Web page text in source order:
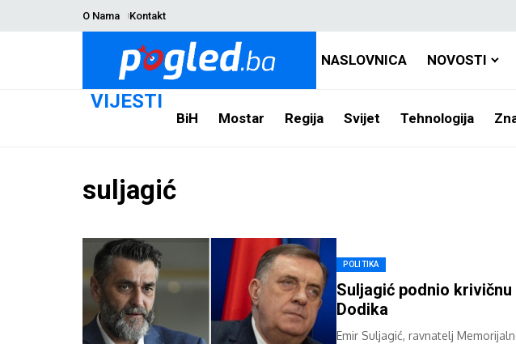
O Nama Kontakt
NASLOVNICA NOVOSTI
VIJESTI
BiH Mostar Regija Svijet Tehnologija
suljagić
POLITIKA
Suljagić podnio
Dodika
Emir Suljagić, ravnatelj